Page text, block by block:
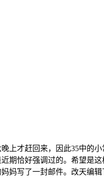
上才赶回来，因此35中的
期恰好强调过的。希望是这
妈写了一封邮件。改天编